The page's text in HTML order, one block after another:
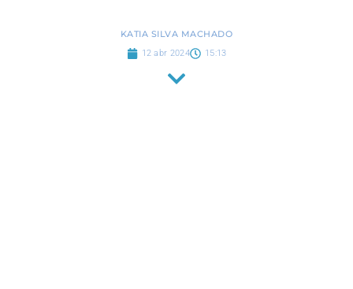
KATIA SILVA MACHADO
12 abr 2024 15:13